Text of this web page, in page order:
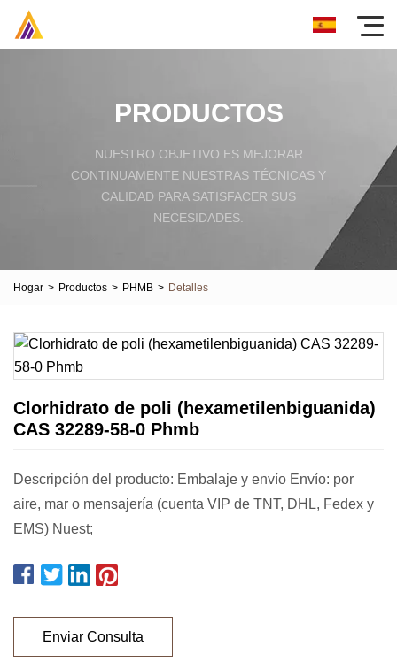
PRODUCTOS
NUESTRO OBJETIVO ES MEJORAR
CONTINUAMENTE NUESTRAS TÉCNICAS Y
CALIDAD PARA SATISFACER SUS
NECESIDADES.
Hogar > Productos > PHMB > Detalles
Clorhidrato de poli (hexametilenbiguanida)
CAS 32289-58-0 Phmb
Descripción del producto: Embalaje y envío Envío: por
aire, mar o mensajería (cuenta VIP de TNT, DHL, Fedex y
EMS) Nuest;
Enviar Consulta